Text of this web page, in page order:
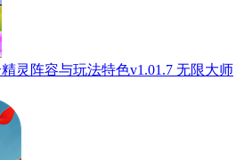
灵阵容与玩法特色v1.01.7 无限大师